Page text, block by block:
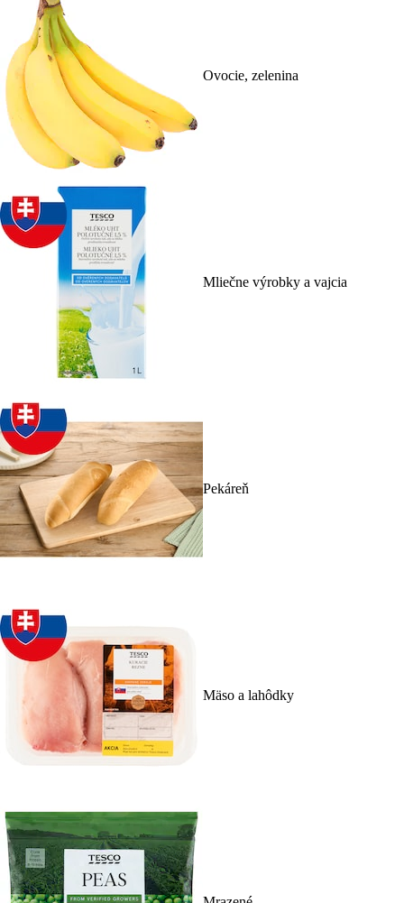
Ovocie, zelenina
Mliečne výrobky a vajcia
Pekáreň
Mäso a lahôdky